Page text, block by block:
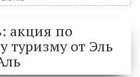
акция по
туризму от Эль